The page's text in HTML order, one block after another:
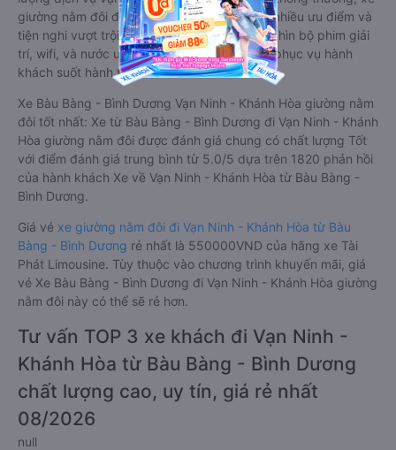
giường nằm đôi đi Vạn Ninh - Khánh Hòa có nhiều ưu điểm và
tiện nghi vượt trội. Màn hình LCD với hàng nghìn bộ phim giải
trí, wifi, và nước uống và chăn đắp miễn phí phục vụ hành
khách suốt hành trình.
Xe Bàu Bàng - Bình Dương Vạn Ninh - Khánh Hòa giường nằm
đôi tốt nhất: Xe từ Bàu Bàng - Bình Dương đi Vạn Ninh - Khánh
Hòa giường nằm đôi được đánh giá chung có chất lượng Tốt
với điểm đánh giá trung bình từ 5.0/5 dựa trên 1820 phản hồi
của hành khách Xe về Vạn Ninh - Khánh Hòa từ Bàu Bàng -
Bình Dương.
Giá vé xe giường nằm đôi đi Vạn Ninh - Khánh Hòa từ Bàu
Bàng - Bình Dương rẻ nhất là 550000VND của hãng xe Tài
Phát Limousine. Tùy thuộc vào chương trình khuyến mãi, giá
vé Xe Bàu Bàng - Bình Dương đi Vạn Ninh - Khánh Hòa giường
nằm đôi này có thể sẽ rẻ hơn.
Tư vấn TOP 3 xe khách đi Vạn Ninh -
Khánh Hòa từ Bàu Bàng - Bình Dương
chất lượng cao, uy tín, giá rẻ nhất
08/2026
null